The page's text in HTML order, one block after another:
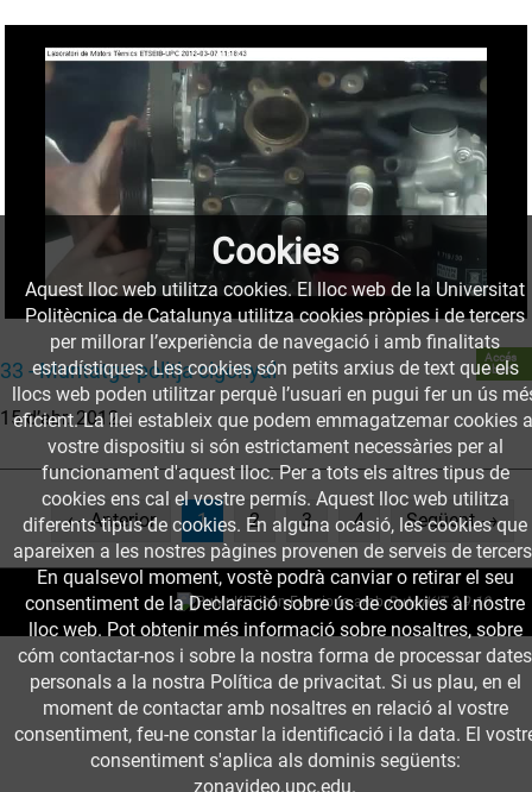
33 - Muntatge politja cigonyal
Accés
obert
15 d’abr. 2012
← Anterior 1(current)
2 3 4 Següent →
Cookies
Aquest lloc web utilitza cookies. El lloc web de la Universitat
Politècnica de Catalunya utilitza cookies pròpies i de tercers
per millorar l’experiència de navegació i amb finalitats
estadístiques. Les cookies són petits arxius de text que els
llocs web poden utilitzar perquè l’usuari en pugui fer un ús
eficient. La llei estableix que podem emmagatzemar cookies
vostre dispositiu si són estrictament necessàries per al
funcionament d'aquest lloc. Per a tots els altres tipus de
cookies ens cal el vostre permís. Aquest lloc web utilitza
diferents tipus de cookies. En alguna ocasió, les cookies que
apareixen a les nostres pàgines provenen de serveis de
En qualsevol moment, vostè podrà canviar o retirar el seu
consentiment de la Declaració sobre ús de cookies al nostre
lloc web. Pot obtenir més informació sobre nosaltres, sobre
cóm contactar-nos i sobre la nostra forma de processar dates
personals a la nostra Política de privacitat. Si us plau, en el
moment de contactar amb nosaltres en relació al vostre
consentiment, feu-ne constar la identificació i la data. El
consentiment s'aplica als dominis següents:
zonavideo.upc.edu.
Funciona ambPuMuKIT 3.9.10